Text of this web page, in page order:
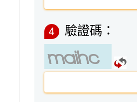
4 驗證碼：